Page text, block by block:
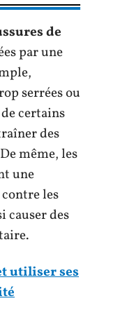
de
par une
serrées ou
certains
des
même, les
une
les
causer des
utiliser ses